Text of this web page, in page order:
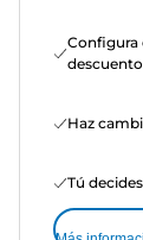
Configura
Haz
Tú